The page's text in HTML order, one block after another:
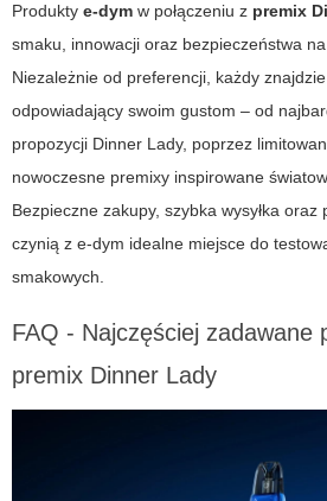
Produkty e-dym w połączeniu z premix
smaku, innowacji oraz bezpieczeństwa
Niezależnie od preferencji, każdy
odpowiadający swoim gustom – od
propozycji Dinner Lady, poprzez
nowoczesne premixy inspirowane
Bezpieczne zakupy, szybka wysyłka
czynią z e-dym idealne miejsce do
smakowych.
FAQ - Najczęściej zadawane
premix Dinner Lady